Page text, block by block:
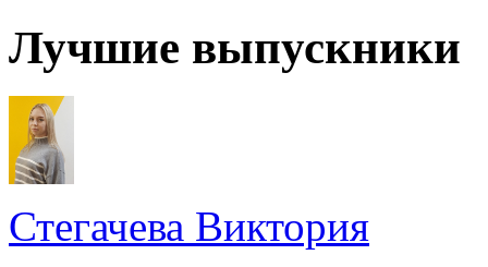
Лучшие выпускники
Стегачева Виктория